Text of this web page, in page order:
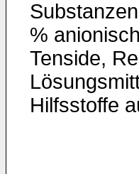
%
Tenside,
Hilfsstoffe